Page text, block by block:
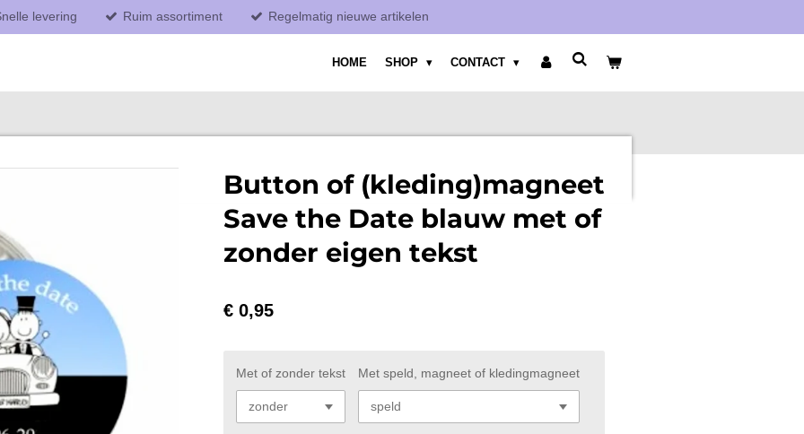
levering Ruim assortiment Regelmatig nieuwe artikelen
HOME SHOP CONTACT
Button of (kleding)magneet
Save the Date blauw met of
zonder eigen tekst
€ 0,95
Met of zonder tekst Met speld, magneet of kledingmagneet